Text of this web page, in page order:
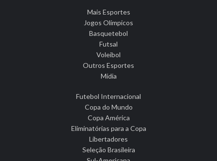
Mais Esportes
Jogos Olímpicos
Basquetebol
Futsal
Voleibol
Outros Esportes
Mídia
Futebol Internacional
Copa do Mundo
Copa América
Eliminatórias para a Copa
Libertadores
Seleção Brasileira